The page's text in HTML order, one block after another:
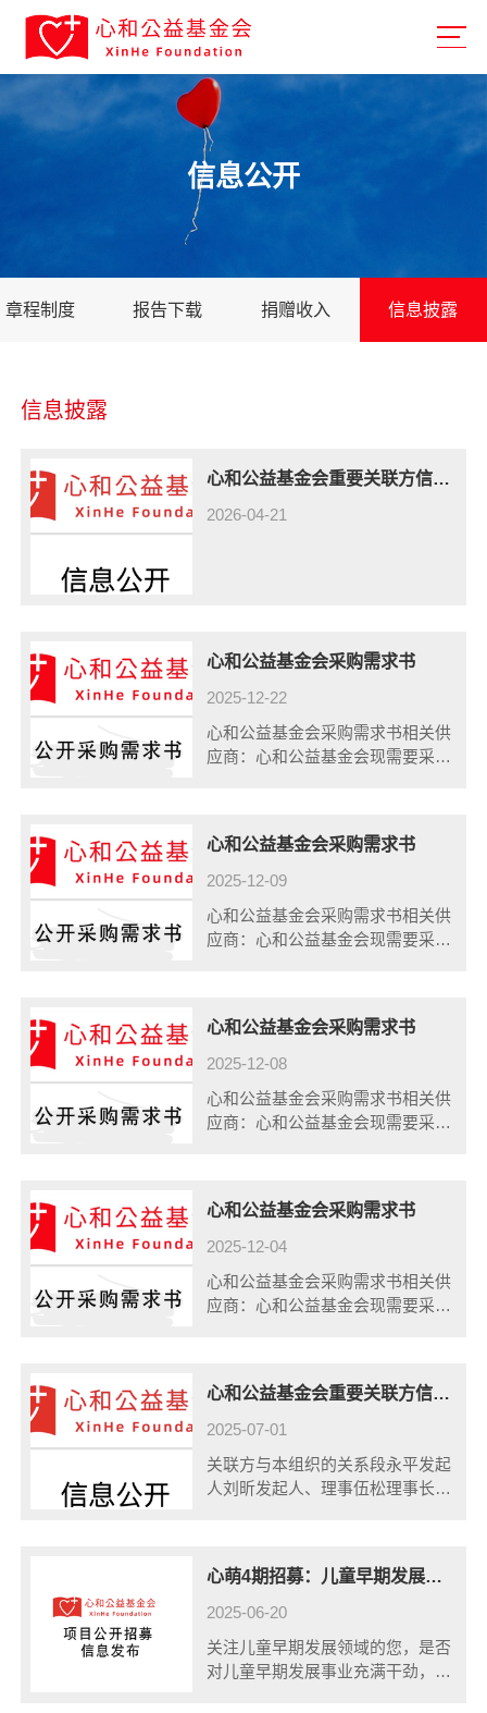
信息公开
章程制度 报告下载 捐赠收入 信息披露
信息披露
心和公益基金会重要关联方信息公开
2026-04-21
心和公益基金会采购需求书
2025-12-22
心和公益基金会采购需求书相关供
应商：心和公益基金会现需要采购
内注册，具有独立承担民事责任的
法人；......
心和公益基金会采购需求书
2025-12-09
心和公益基金会采购需求书相关供
应商：心和公益基金会现需要采购
册，具有独立承担民事责任的法
人；2.具......
心和公益基金会采购需求书
2025-12-08
心和公益基金会采购需求书相关供
应商：心和公益基金会现需要采购
有独立承担民事责任的法人；2.具
有良好......
心和公益基金会采购需求书
2025-12-04
心和公益基金会采购需求书相关供
应商：心和公益基金会现需要采购
有独立承担民事责任的法人；2.具
有良好......
心和公益基金会重要关联方信息公开
2025-07-01
关联方与本组织的关系段永平发起
人刘昕发起人、理事伍松理事长刘
益微青年公益发展中心关键管理人
员发起的其......
心萌4期招募：儿童早期发展领域实践者关键突破陪伴项目 | 0-3人才赋能
2025-06-20
关注儿童早期发展领域的您，是否
对儿童早期发展事业充满干劲，徘